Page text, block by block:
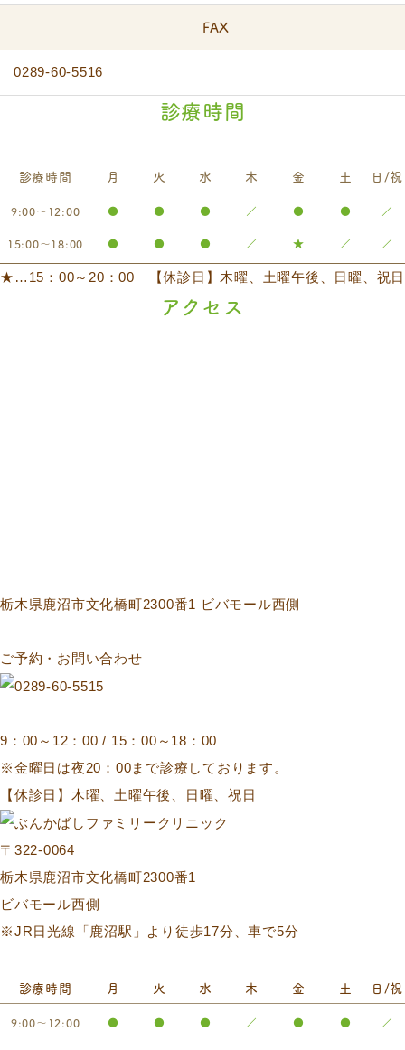
FAX
0289-60-5516
診療時間
診療時間 月 火 水 木 金 土 日/祝
9:00～12:00 ● ● ● ／ ● ● ／
15:00～18:00 ● ● ● ／ ★ ／ ／
★…15：00～20：00 【休診日】木曜、土曜午後、日曜、祝日
アクセス
栃木県鹿沼市文化橋町2300番1 ビバモール西側
ご予約・お問い合わせ
9：00～12：00 / 15：00～18：00
※金曜日は夜20：00まで診療しております。
【休診日】木曜、土曜午後、日曜、祝日
〒322-0064
栃木県鹿沼市文化橋町2300番1
ビバモール西側
※JR日光線「鹿沼駅」より徒歩17分、車で5分
診療時間 月 火 水 木 金 土 日/祝
9:00～12:00 ● ● ● ／ ● ● ／